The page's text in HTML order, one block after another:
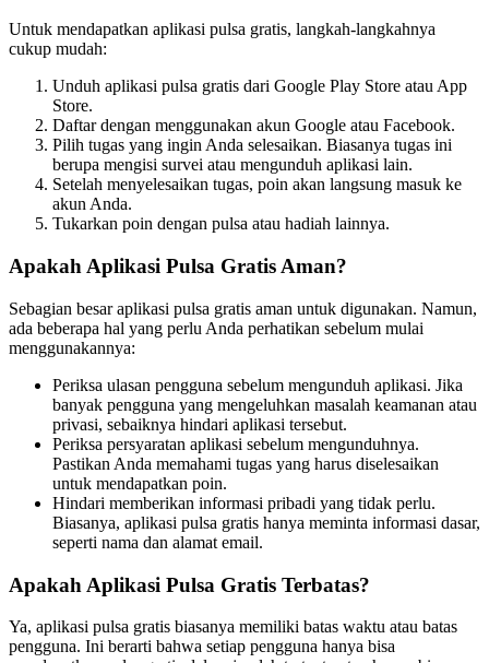
Untuk mendapatkan aplikasi pulsa gratis, langkah-langkahnya
cukup mudah:
Unduh aplikasi pulsa gratis dari Google Play Store atau App
Store.
Daftar dengan menggunakan akun Google atau Facebook.
Pilih tugas yang ingin Anda selesaikan. Biasanya tugas ini
berupa mengisi survei atau mengunduh aplikasi lain.
Setelah menyelesaikan tugas, poin akan langsung masuk ke
akun Anda.
Tukarkan poin dengan pulsa atau hadiah lainnya.
Apakah Aplikasi Pulsa Gratis Aman?
Sebagian besar aplikasi pulsa gratis aman untuk digunakan. Namun,
ada beberapa hal yang perlu Anda perhatikan sebelum mulai
menggunakannya:
Periksa ulasan pengguna sebelum mengunduh aplikasi. Jika
banyak pengguna yang mengeluhkan masalah keamanan atau
privasi, sebaiknya hindari aplikasi tersebut.
Periksa persyaratan aplikasi sebelum mengunduhnya.
Pastikan Anda memahami tugas yang harus diselesaikan
untuk mendapatkan poin.
Hindari memberikan informasi pribadi yang tidak perlu.
Biasanya, aplikasi pulsa gratis hanya meminta informasi dasar,
seperti nama dan alamat email.
Apakah Aplikasi Pulsa Gratis Terbatas?
Ya, aplikasi pulsa gratis biasanya memiliki batas waktu atau batas
pengguna. Ini berarti bahwa setiap pengguna hanya bisa